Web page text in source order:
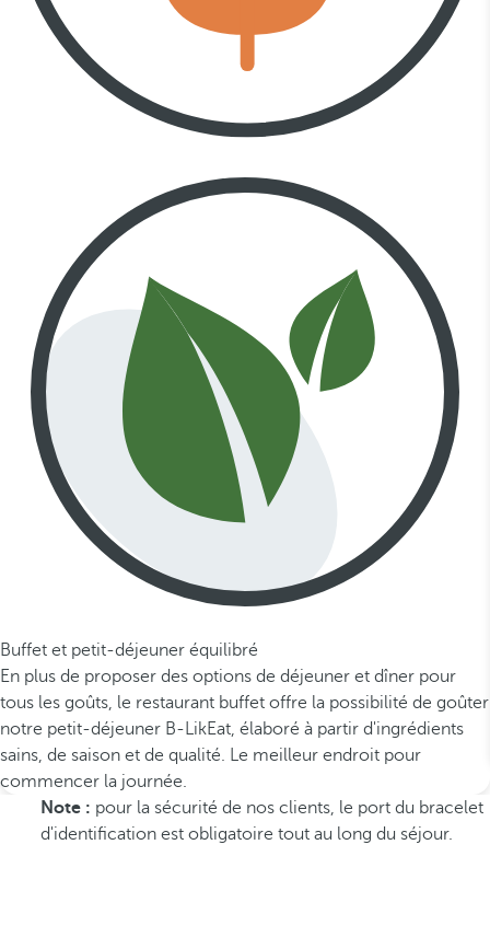
Buffet et petit-déjeuner équilibré
En plus de proposer des options de déjeuner et dîner pour
tous les goûts, le restaurant buffet offre la possibilité de goûter
notre petit-déjeuner B-LikEat, élaboré à partir d'ingrédients
sains, de saison et de qualité. Le meilleur endroit pour
commencer la journée.
Note : pour la sécurité de nos clients, le port du bracelet
d'identification est obligatoire tout au long du séjour.